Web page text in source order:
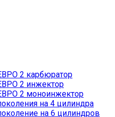
2 карбюратор
2 инжектор
2 моноинжектор
на 4 цилиндра
на 6 цилиндров